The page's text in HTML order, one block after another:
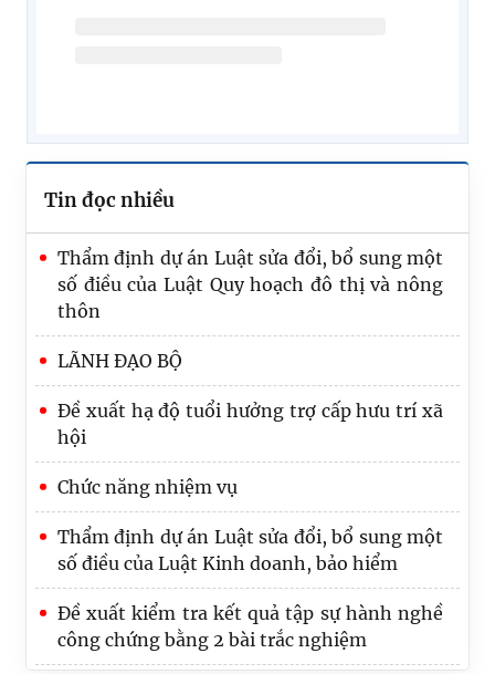
Tin đọc nhiều
Thẩm định dự án Luật sửa đổi, bổ sung một
số điều của Luật Quy hoạch đô thị và nông
thôn
LÃNH ĐẠO BỘ
Đề xuất hạ độ tuổi hưởng trợ cấp hưu trí xã
hội
Chức năng nhiệm vụ
Thẩm định dự án Luật sửa đổi, bổ sung một
số điều của Luật Kinh doanh, bảo hiểm
Đề xuất kiểm tra kết quả tập sự hành nghề
công chứng bằng 2 bài trắc nghiệm
Bộ trưởng Hoàng Thanh Tùng: Tập trung
cao độ hoàn thiện thể chế, bảo đảm tiến độ
các dự án luật
Đảng bộ Bộ Tư pháp quán triệt, triển khai
thực hiện các Nghị quyết, Kết luận Hội nghị